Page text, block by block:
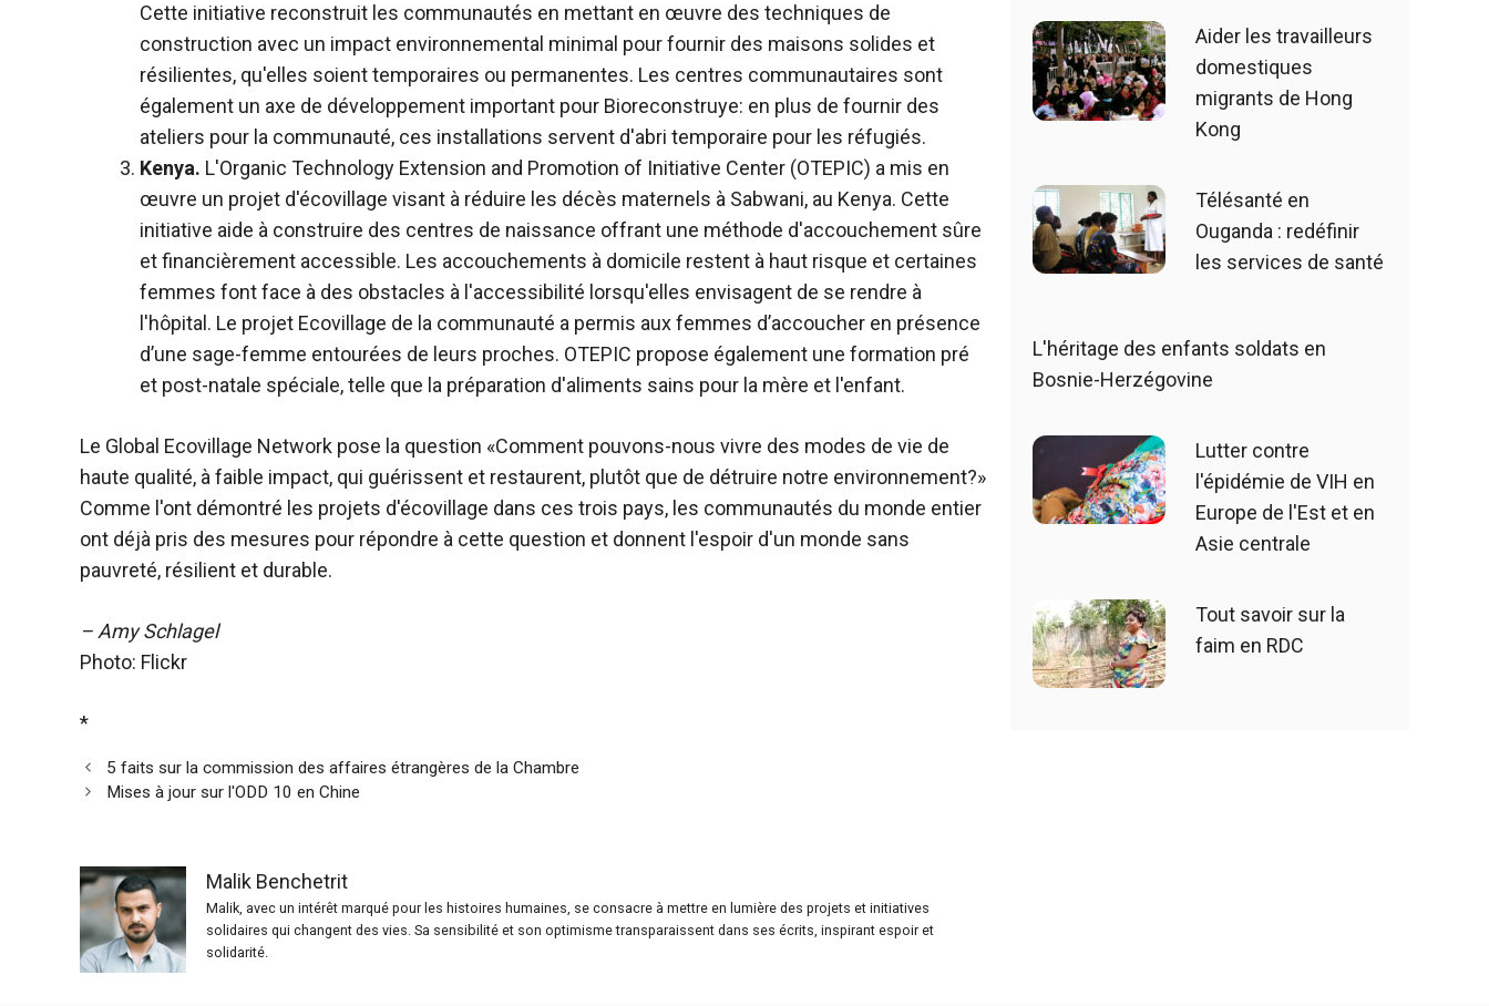
Cette initiative reconstruit les communautés en mettant en œuvre des techniques de
construction avec un impact environnemental minimal pour fournir des maisons solides et
résilientes, qu'elles soient temporaires ou permanentes. Les centres communautaires sont
également un axe de développement important pour Bioreconstruye: en plus de fournir des
ateliers pour la communauté, ces installations servent d'abri temporaire pour les réfugiés.
Kenya. L'Organic Technology Extension and Promotion of Initiative Center (OTEPIC) a mis en
œuvre un projet d'écovillage visant à réduire les décès maternels à Sabwani, au Kenya. Cette
initiative aide à construire des centres de naissance offrant une méthode d'accouchement sûre
et financièrement accessible. Les accouchements à domicile restent à haut risque et certaines
femmes font face à des obstacles à l'accessibilité lorsqu'elles envisagent de se rendre à
l'hôpital. Le projet Ecovillage de la communauté a permis aux femmes d’accoucher en présence
d’une sage-femme entourées de leurs proches. OTEPIC propose également une formation pré
et post-natale spéciale, telle que la préparation d'aliments sains pour la mère et l'enfant.
Le Global Ecovillage Network pose la question «Comment pouvons-nous vivre des modes de vie de
haute qualité, à faible impact, qui guérissent et restaurent, plutôt que de détruire notre environnement?»
Comme l'ont démontré les projets d'écovillage dans ces trois pays, les communautés du monde entier
ont déjà pris des mesures pour répondre à cette question et donnent l'espoir d'un monde sans
pauvreté, résilient et durable.
– Amy Schlagel
Photo: Flickr
*
5 faits sur la commission des affaires étrangères de la Chambre
Mises à jour sur l'ODD 10 en Chine
Malik Benchetrit
Malik, avec un intérêt marqué pour les histoires humaines, se consacre à mettre en lumière des projets et initiatives
solidaires qui changent des vies. Sa sensibilité et son optimisme transparaissent dans ses écrits, inspirant espoir et
solidarité.
Aider les travailleurs
domestiques
migrants de Hong
Kong
Télésanté en
Ouganda : redéfinir
les services de santé
L'héritage des enfants soldats en
Bosnie-Herzégovine
Lutter contre
l'épidémie de VIH en
Europe de l'Est et en
Asie centrale
Tout savoir sur la
faim en RDC